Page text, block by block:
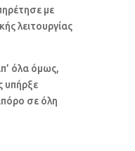
με
λειτουργίας
όλα όμως,
υπήρξε
σε όλη